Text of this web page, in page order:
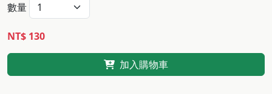
數量
NT$ 130
加入購物車